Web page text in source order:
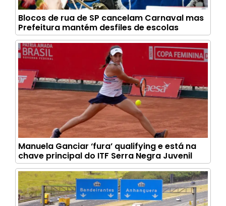
Blocos de rua de SP cancelam Carnaval mas
Prefeitura mantém desfiles de escolas
Manuela Ganciar ‘fura’ qualifying e está na
chave principal do ITF Serra Negra Juvenil